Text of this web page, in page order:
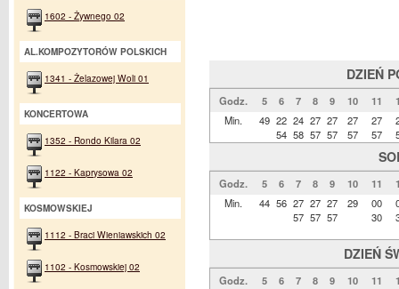
DZIEŃ
Godz. 5 6 7 8 9 10 11
Min.
49 22
54
24
58
27
57
27
57
27
57
27
57
Godz. 5 6 7 8 9 10 11
Min.
44 56 27
57
27
57
27
57
29
00
30
DZIEŃ
Godz. 5 6 7 8 9 10 11
1602 - Żywnego 02
AL.KOMPOZYTORÓW POLSKICH
1341 - Żelazowej Woli 01
KONCERTOWA
1352 - Rondo Kilara 02
1122 - Kaprysowa 02
KOSMOWSKIEJ
1112 - Braci Wieniawskich 02
1102 - Kosmowskiej 02